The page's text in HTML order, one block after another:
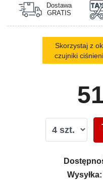
Dostawa
GRATIS
Skorzystaj z
czujniki
Wysyłka: